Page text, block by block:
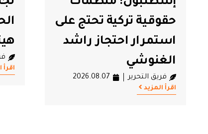
الحكم الصادر في حق
هيثم المكي
فريق التحرير
اقرأ المزيد